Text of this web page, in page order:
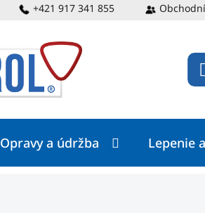
+421 917 341 855
Opravy a údržba Lepenie